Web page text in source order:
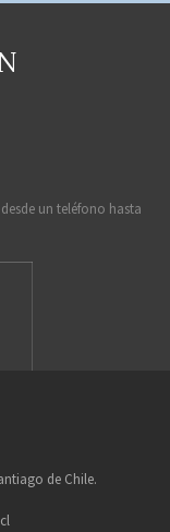
un teléfono hasta
de Chile.